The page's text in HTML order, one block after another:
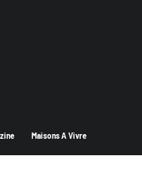
Maisons A Vivre